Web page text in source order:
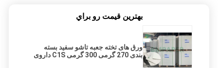
بهترين قيمت رو براي
ورق های تخته جعبه تاشو سفید بسته
بندی 270 گرمی 300 گرمی C1S داروی